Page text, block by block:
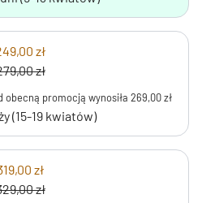
zł
zł
promocją wynosiła 269,00 zł
(15-19 kwiatów)
zł
zł